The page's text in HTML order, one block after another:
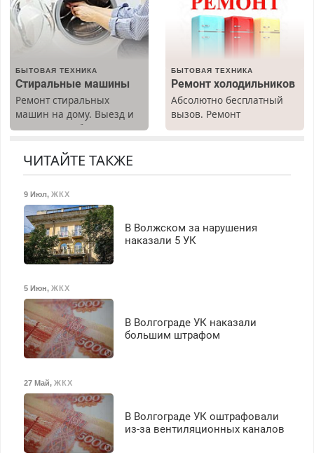
Недорого. Без выходных.
Все районы. Скидка.
Вызов бесплатный.
БЫТОВАЯ ТЕХНИКА
Стиральные машины
Ремонт стиральных
машин на дому. Выезд и
диагностика бесплатно.
БЫТОВАЯ ТЕХНИКА
Ремонт холодильников
Абсолютно бесплатный
вызов. Ремонт
холодильников всех
ЧИТАЙТЕ ТАКЖЕ
9 Июл, ЖКХ
В Волжском за нарушения
наказали 5 УК
5 Июн, ЖКХ
В Волгограде УК наказали
большим штрафом
27 Май, ЖКХ
В Волгограде УК оштрафовали
из-за вентиляционных каналов